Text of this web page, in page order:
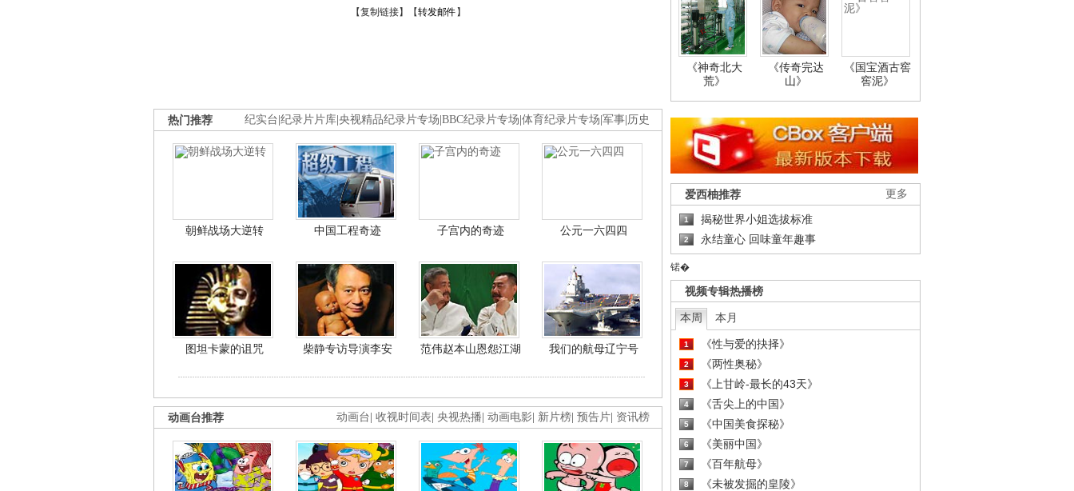
【复制链接】【转发邮件 】
纪实台 纪录片片库 央视精品纪录片专场 BBC纪录片专场 体育纪录片专场 军事 历史
热门推荐
朝鲜战场大逆转 中国工程奇迹 子宫内的奇迹 公元一六四四
图坦卡蒙的诅咒 柴静专访导演李安 范伟赵本山恩怨江湖 我们的航母辽宁号
动画台 收视时间表 央视热播 动画电影 新片榜 预告片 资讯榜
动画台推荐
《神奇北大
荒》
《传奇完达
山》
《国宝酒古窖
窖泥》
更多
爱西柚推荐
1 揭秘世界小姐选拔标准
2 永结童心 回味童年趣事
锘�
视频专辑热播榜
本周 本月
1 《性与爱的抉择》
2 《两性奥秘》
3 《上甘岭-最长的43天》
4 《舌尖上的中国》
5 《中国美食探秘》
6 《美丽中国》
7 《百年航母》
8 《未被发掘的皇陵》